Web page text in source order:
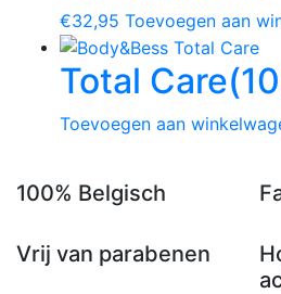
€32,95 Toevoegen aan
Total Care
Toevoegen aan
100% Belgisch
Vrij van parabenen